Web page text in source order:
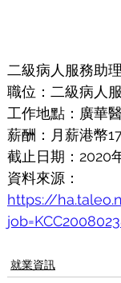
二級病人服務助
職位：二級病人
工作地點：廣華
薪酬：月薪港幣
截止日期：2020
資料來源：
https://
就業資訊